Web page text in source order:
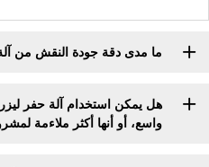
ما مدى دقة جودة النقش من
واسع، أو أنها أكثر ملاءمة